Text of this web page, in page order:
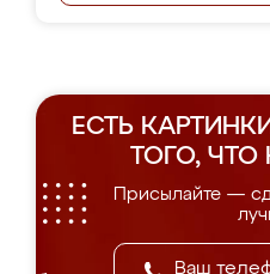
ЕСТЬ
ТОГО, ЧТО
Присылайте —